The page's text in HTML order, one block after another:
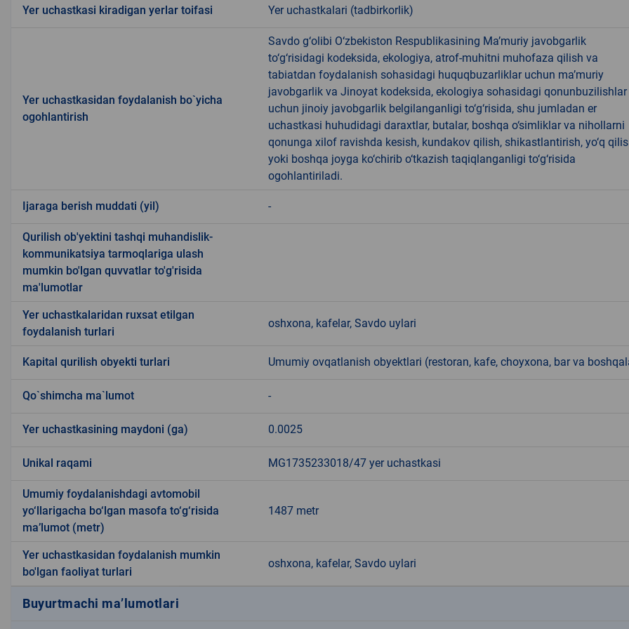
Yer uchastkasi kiradigan yerlar toifasi Yer uchastkalari (tadbirkorlik)
Yer uchastkasidan foydalanish bo`yicha
ogohlantirish
Savdo g‘olibi O‘zbekiston Respublikasining Ma’muriy javobgarlik
to‘g‘risidagi kodeksida, ekologiya, atrof-muhitni muhofaza qilish va
tabiatdan foydalanish sohasidagi huquqbuzarliklar uchun ma’muriy
javobgarlik va Jinoyat kodeksida, ekologiya sohasidagi qonunbuzilishlar
uchun jinoiy javobgarlik belgilanganligi to‘g‘risida, shu jumladan er
uchastkasi huhudidagi daraxtlar, butalar, boshqa o‘simliklar va nihollarni
qonunga xilof ravishda kesish, kundakov qilish, shikastlantirish, yo‘q
yoki boshqa joyga ko‘chirib o‘tkazish taqiqlanganligi to‘g‘risida
ogohlantiriladi.
Ijaraga berish muddati (yil) -
Qurilish ob'yektini tashqi muhandislik-
kommunikatsiya tarmoqlariga ulash
mumkin bo'lgan quvvatlar to'g'risida
ma'lumotlar
Yer uchastkalaridan ruxsat etilgan
foydalanish turlari
oshxona, kafelar, Savdo uylari
Kapital qurilish obyekti turlari Umumiy ovqatlanish obyektlari (restoran, kafe, choyxona, bar va
Qo`shimcha ma`lumot -
Yer uchastkasining maydoni (ga) 0.0025
Unikal raqami MG1735233018/47 yer uchastkasi
Umumiy foydalanishdagi avtomobil
yo‘llarigacha bo‘lgan masofa to‘g‘risida
ma’lumot (metr)
1487 metr
Yer uchastkasidan foydalanish mumkin
bo'lgan faoliyat turlari
oshxona, kafelar, Savdo uylari
Buyurtmachi ma’lumotlari